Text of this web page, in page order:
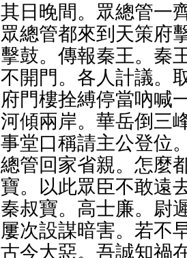
其日晚間。眾總管一
眾總管都來到天策府
擊鼓。傳報秦王。秦
不開門。各人計議。
府門樓拴縛停當吶喊
河傾兩岸。華岳倒三
事堂口稱請主公登位
總管回家省親。怎麼
寶。以此眾臣不敢遠
秦叔寶。高士廉。尉
屢次設謀暗害。若不
古今大惡。吾誠知禍